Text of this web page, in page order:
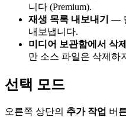
니다 (Premium).
재생 목록 내보내기 —
내보냅니다.
미디어 보관함에서 삭제
만 소스 파일은 삭제하
선택 모드
오른쪽 상단의 추가 작업 버